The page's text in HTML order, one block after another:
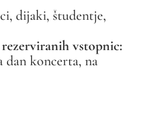
dijaki, študentje,
vstopnic:
dan koncerta, na